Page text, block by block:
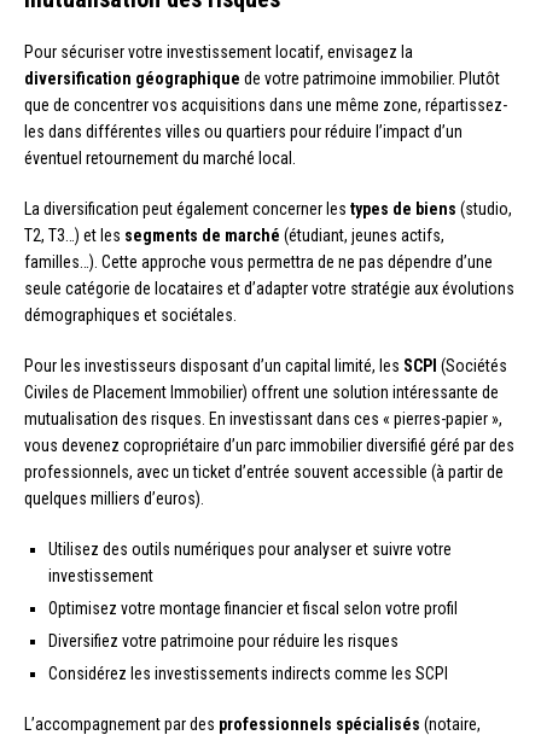
Pour sécuriser votre investissement locatif, envisagez la
diversification géographique de votre patrimoine immobilier. Plutôt
que de concentrer vos acquisitions dans une même zone, répartissez-
les dans différentes villes ou quartiers pour réduire l’impact d’un
éventuel retournement du marché local.
La diversification peut également concerner les types de biens (studio,
T2, T3…) et les segments de marché (étudiant, jeunes actifs,
familles…). Cette approche vous permettra de ne pas dépendre d’une
seule catégorie de locataires et d’adapter votre stratégie aux évolutions
démographiques et sociétales.
Pour les investisseurs disposant d’un capital limité, les SCPI (Sociétés
Civiles de Placement Immobilier) offrent une solution intéressante de
mutualisation des risques. En investissant dans ces « pierres-papier »,
vous devenez copropriétaire d’un parc immobilier diversifié géré par des
professionnels, avec un ticket d’entrée souvent accessible (à partir de
quelques milliers d’euros).
Utilisez des outils numériques pour analyser et suivre votre
investissement
Optimisez votre montage financier et fiscal selon votre profil
Diversifiez votre patrimoine pour réduire les risques
Considérez les investissements indirects comme les SCPI
L’accompagnement par des professionnels spécialisés (notaire,